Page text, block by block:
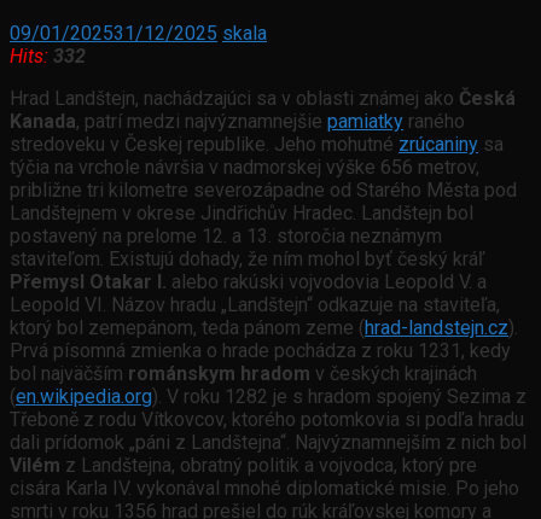
09/01/202531/12/2025 skala
Hits: 332
Hrad Landštejn, nachádzajúci sa v oblasti známej ako Česká
Kanada, patrí medzi najvýznamnejšie pamiatky raného
stredoveku v Českej republike. Jeho mohutné zrúcaniny sa
týčia na vrchole návršia v nadmorskej výške 656 metrov,
približne tri kilometre severozápadne od Starého Města pod
Landštejnem v okrese Jindřichův Hradec. Landštejn bol
postavený na prelome 12. a 13. storočia neznámym
staviteľom. Existujú dohady, že ním mohol byť český kráľ
Přemysl Otakar I. alebo rakúski vojvodovia Leopold V. a
Leopold VI. Názov hradu „Landštejn“ odkazuje na staviteľa,
ktorý bol zemepánom, teda pánom zeme (hrad-landstejn.cz).
Prvá písomná zmienka o hrade pochádza z roku 1231, kedy
bol najväčším románskym hradom v českých krajinách
(en.wikipedia.org). V roku 1282 je s hradom spojený Sezima z
Třeboně z rodu Vítkovcov, ktorého potomkovia si podľa hradu
dali prídomok „páni z Landštejna“. Najvýznamnejším z nich bol
Vilém z Landštejna, obratný politik a vojvodca, ktorý pre
cisára Karla IV. vykonával mnohé diplomatické misie. Po jeho
smrti v roku 1356 hrad prešiel do rúk kráľovskej komory a